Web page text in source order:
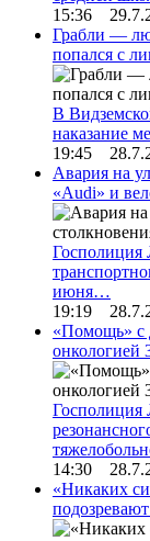
15:36
Грабли —
попался с
В
наказание
19:45
Авария на
«Audi» и
Госполиция
июня…
19:19
«Помощь» с
онкологией
Госполиция
14:30
«Никаких